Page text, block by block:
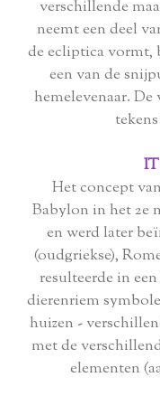
verschillende
neemt een deel
de ecliptica vormt,
een van de
hemelevenaar.
Het concept
Babylon in het 2e
en werd later
(oudgriekse),
resulteerde in
dierenriem
huizen -
met de
elementen